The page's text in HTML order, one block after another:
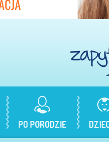
PO PORODZIE